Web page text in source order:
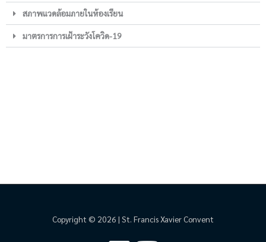
สภาพแวดล้อมภายในห้องเรียน
มาตรการการเฝ้าระวังโควิด-19
Copyright © 2026 | St. Francis Xavier Convent